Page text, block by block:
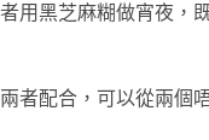
用黑芝麻糊做宵夜，
者配合，可以從兩個